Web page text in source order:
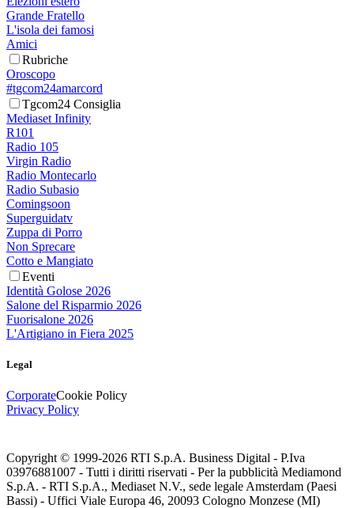
Grande Fratello
L'isola dei famosi
Amici
Rubriche
Oroscopo
#tgcom24amarcord
Tgcom24 Consiglia
Mediaset Infinity
R101
Radio 105
Virgin Radio
Radio Montecarlo
Radio Subasio
Comingsoon
Superguidatv
Zuppa di Porro
Non Sprecare
Cotto e Mangiato
Eventi
Identità Golose 2026
Salone del Risparmio 2026
Fuorisalone 2026
L'Artigiano in Fiera 2025
Legal
CorporateCookie Policy
Privacy Policy
Copyright © 1999-2026 RTI S.p.A. Business Digital - P.Iva
03976881007 - Tutti i diritti riservati - Per la pubblicità Mediamond
S.p.A. - RTI S.p.A., Mediaset N.V., sede legale Amsterdam (Paesi
Bassi) - Uffici Viale Europa 46, 20093 Cologno Monzese (MI)